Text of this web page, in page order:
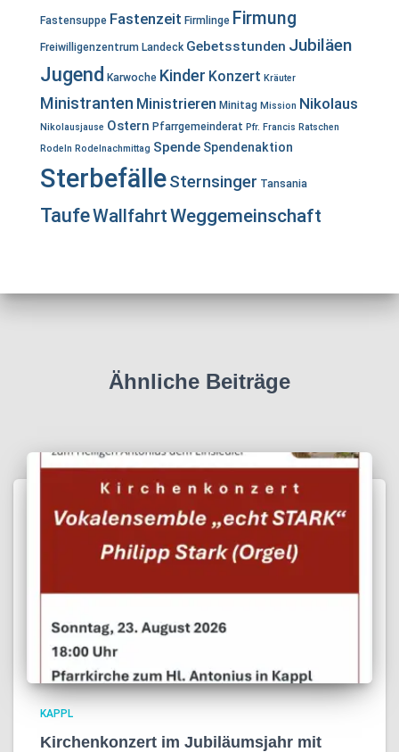
Fastensuppe Fastenzeit Firmlinge Firmung
Freiwilligenzentrum Landeck Gebetsstunden Jubiläen
Jugend Karwoche Kinder Konzert Kräuter
Ministranten Ministrieren Minitag Mission Nikolaus
Nikolausjause Ostern Pfarrgemeinderat Pfr. Francis Ratschen
Rodeln Rodelnachmittag Spende Spendenaktion
SterbefälleSternsinger Tansania
TaufeWallfahrtWeggemeinschaft
Ähnliche Beiträge
KAPPL
Kirchenkonzert im Jubiläumsjahr mit